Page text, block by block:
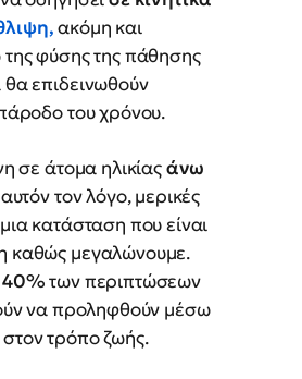
,ακόμη και
φύσης της πάθησης
επιδεινωθούν
του χρόνου.
σε άτομα ηλικίαςάνω
τον λόγο, μερικές
κατάσταση που είναι
καθώς μεγαλώνουμε.
40%των περιπτώσεων
να προληφθούν μέσω
τρόπο ζωής.